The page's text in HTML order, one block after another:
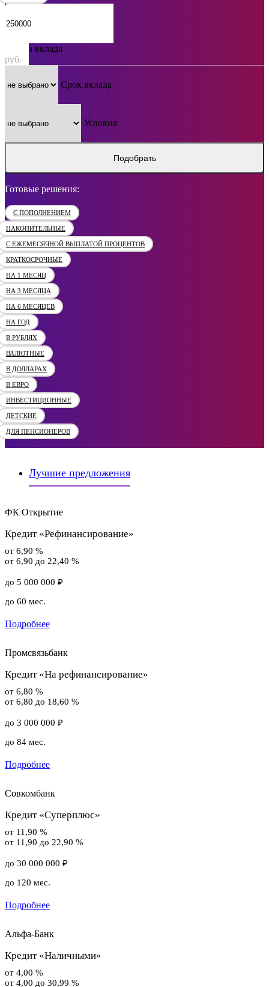
Сумма вклада
руб.
Срок вклада
Условия
Подобрать
Готовые решения:
С ПОПОЛНЕНИЕМ
НАКОПИТЕЛЬНЫЕ
С ЕЖЕМЕСЯЧНОЙ ВЫПЛАТОЙ ПРОЦЕНТОВ
КРАТКОСРОЧНЫЕ
НА 1 МЕСЯЦ
НА 3 МЕСЯЦА
НА 6 МЕСЯЦЕВ
НА ГОД
В РУБЛЯХ
ВАЛЮТНЫЕ
В ДОЛЛАРАХ
В ЕВРО
ИНВЕСТИЦИОННЫЕ
ДЕТСКИЕ
ДЛЯ ПЕНСИОНЕРОВ
Лучшие предложения
ФК Открытие
Кредит «Рефинансирование»
от 6,90 %
от 6,90 до 22,40 %
до 5 000 000 ₽
до 60 мес.
Подробнее
Промсвязьбанк
Кредит «На рефинансирование»
от 6,80 %
от 6,80 до 18,60 %
до 3 000 000 ₽
до 84 мес.
Подробнее
Совкомбанк
Кредит «Суперплюс»
от 11,90 %
от 11,90 до 22,90 %
до 30 000 000 ₽
до 120 мес.
Подробнее
Альфа-Банк
Кредит «Наличными»
от 4,00 %
от 4,00 до 30,99 %